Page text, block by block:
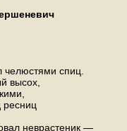
спиц.
высох,
ресниц
неврастеник —